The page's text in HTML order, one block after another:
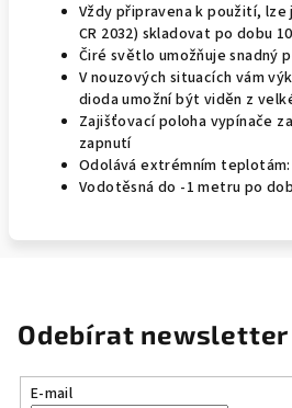
Vždy připravena k použití,
CR 2032) skladovat po dobu
Čiré světlo umožňuje snadný
V nouzových situacích vám
dioda umožní být viděn z
Zajišťovací poloha vypínače
zapnutí
Odolává extrémním teplotám:
Vodotěsná do -1 metru po
Odebírat newsletter
E-mail